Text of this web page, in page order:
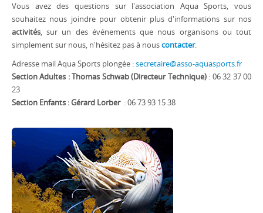
Vous avez des questions sur l'association Aqua Sports, vous
souhaitez nous joindre pour obtenir plus d'informations sur nos
activités, sur un des événements que nous organisons ou tout
simplement sur nous, n'hésitez pas à nouscontacter.
Adresse mail Aqua Sports plongée :secretaire@asso-aquasports.fr
Section Adultes : Thomas Schwab(Directeur Technique): 06 32 37 00
23
Section Enfants : Gérard Lorber : 06 73 93 15 38